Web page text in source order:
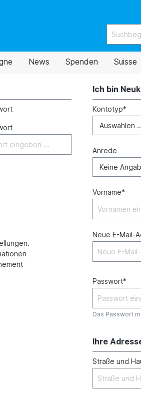
News Spenden Suisse
Ich bin
Kontotyp*
Anrede
Vorname*
Neue E-Mail-
Passwort*
Das Passwort
Ihre
Straße und